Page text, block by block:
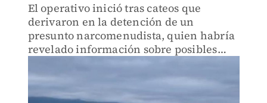
El operativo inició tras cateos que
derivaron en la detención de un
presunto narcomenudista, quien habría
revelado información sobre posibles